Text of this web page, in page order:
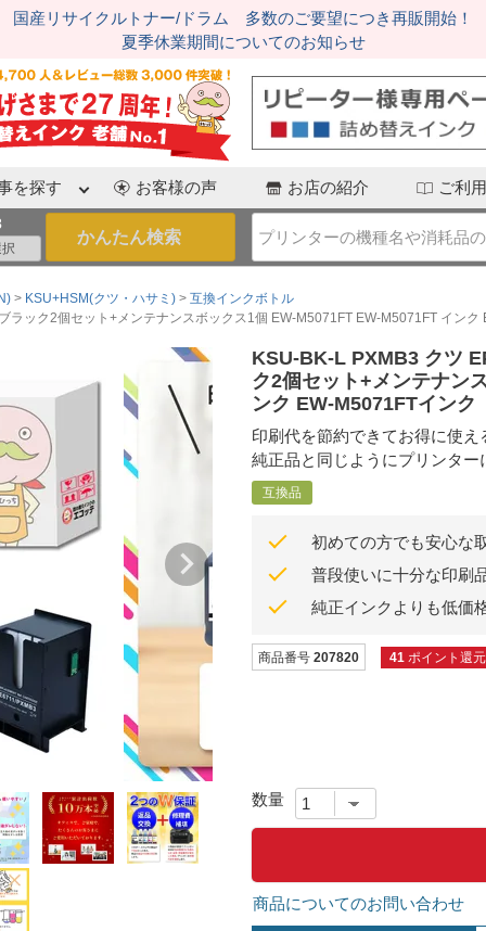
国産リサイクルトナー/ドラム 多数のご要望につき再販開始！
夏季休業期間についてのお知らせ
を探す お客様の声 お店の紹介 ご利
KSU+HSM(クツ・ハサミ)
互換インクボトル
ラック2個セット+メンテナンスボックス1個 EW-M5071FT EW-M5071FT インク
KSU-BK-L PXMB3 クツ
ク2個セット+メンテナン
ンク EW-M5071FTインク
印刷代を節約できてお得に使え
純正品と同じようにプリンター
互換品
初めての方でも安心な
普段使いに十分な印刷
純正インクよりも低価
商品番号 207820 41 ポイント還元
商品についてのお問い合わせ